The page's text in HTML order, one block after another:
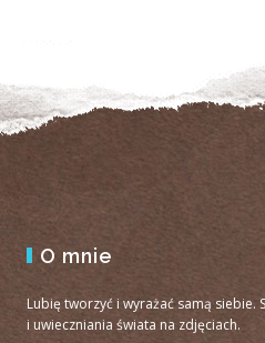
O mnie
Lubię tworzyć i wyrażać samą siebie.
i uwieczniania świata na zdjęciach.